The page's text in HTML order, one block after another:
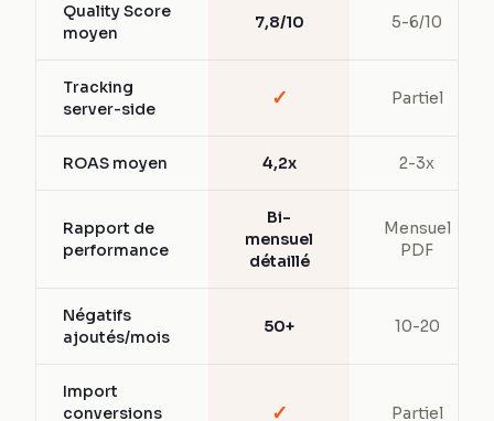
Quality Score
moyen
7,8/10 5-6/10
Tracking
server-side
✓ Partiel
ROAS moyen 4,2x 2-3x
Rapport de
performance
Bi-
mensuel
détaillé
Mensuel
PDF
Négatifs
ajoutés/mois
50+ 10-20
Import
conversions
✓ Partiel